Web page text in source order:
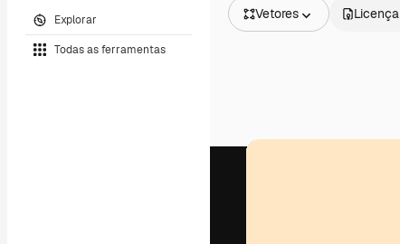
Explorar
Todas as ferramentas
Vetores
Vídeos
Licença